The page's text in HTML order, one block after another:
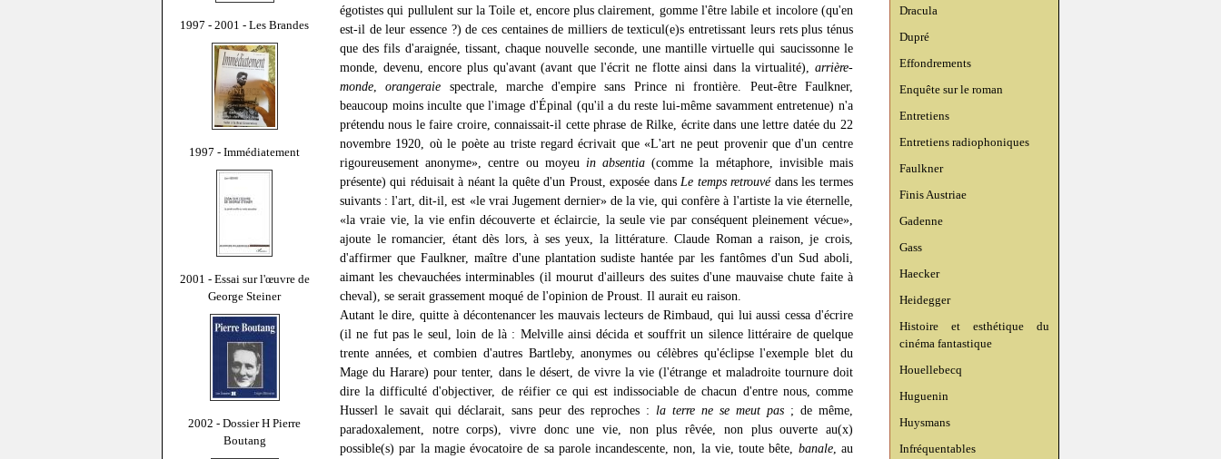
1997 - 2001 - Les Brandes
1997 - Immédiatement
2001 - Essai sur l'œuvre de
George Steiner
2002 - Dossier H Pierre
Boutang
Dracula
Dupré
Effondrements
Enquête sur le roman
Entretiens
Entretiens radiophoniques
Faulkner
Finis Austriae
Gadenne
Gass
Haecker
Heidegger
Histoire et esthétique du
cinéma fantastique
Houellebecq
Huguenin
Huysmans
Infréquentables
égotistes qui pullulent sur la Toile et, encore plus clairement, gomme l'être labile et incolore (qu'en
est-il de leur essence ?) de ces centaines de milliers de texticul(e)s entretissant leurs rets plus ténus
que des fils d'araignée, tissant, chaque nouvelle seconde, une mantille virtuelle qui saucissonne le
monde, devenu, encore plus qu'avant (avant que l'écrit ne flotte ainsi dans la virtualité), arrière-
monde ,orangeraie spectrale, marche d'empire sans Prince ni frontière. Peut-être Faulkner,
beaucoup moins inculte que l'image d'Épinal (qu'il a du reste lui-même savamment entretenue) n'a
prétendu nous le faire croire, connaissait-il cette phrase de Rilke, écrite dans une lettre datée du 22
novembre 1920, où le poète au triste regard écrivait que «L'art ne peut provenir que d'un centre
rigoureusement anonyme», centre ou moyeu in absentia (comme la métaphore, invisible mais
présente) qui réduisait à néant la quête d'un Proust, exposée dans Le temps retrouvédans les termes
suivants : l'art, dit-il, est «le vrai Jugement dernier» de la vie, qui confère à l'artiste la vie éternelle,
«la vraie vie, la vie enfin découverte et éclaircie, la seule vie par conséquent pleinement vécue»,
ajoute le romancier, étant dès lors, à ses yeux, la littérature. Claude Roman a raison, je crois,
d'affirmer que Faulkner, maître d'une plantation sudiste hantée par les fantômes d'un Sud aboli,
aimant les chevauchées interminables (il mourut d'ailleurs des suites d'une mauvaise chute faite à
cheval), se serait grassement moqué de l'opinion de Proust. Il aurait eu raison.
Autant le dire, quitte à décontenancer les mauvais lecteurs de Rimbaud, qui lui aussi cessa d'écrire
(il ne fut pas le seul, loin de là : Melville ainsi décida et souffrit un silence littéraire de quelque
trente années, et combien d'autres Bartleby, anonymes ou célèbres qu'éclipse l'exemple blet du
Mage du Harare) pour tenter, dans le désert, de vivre la vie (l'étrange et maladroite tournure doit
dire la difficulté d'objectiver, de réifier ce qui est indissociable de chacun d'entre nous, comme
Husserl le savait qui déclarait, sans peur des reproches : la terre ne se meut pas; de même,
paradoxalement, notre corps), vivre donc une vie, non plus rêvée, non plus ouverte au(x)
possible(s) par la magie évocatoire de sa parole incandescente, non, la vie, toute bête, banale, au